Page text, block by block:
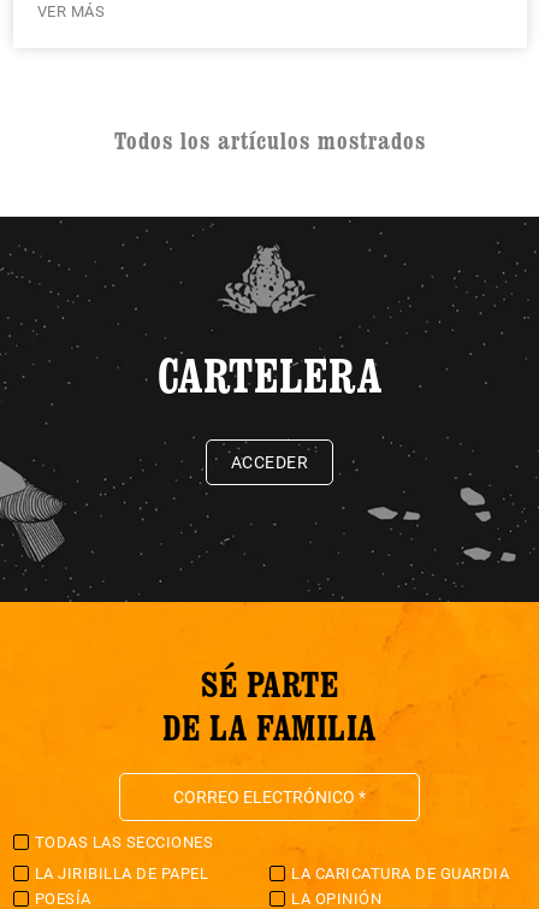
VER MÁS
Todos los artículos mostrados
CARTELERA
ACCEDER
SÉ PARTE
DE LA FAMILIA
TODAS LAS SECCIONES
LA JIRIBILLA DE PAPEL
LA CARICATURA DE GUARDIA
POESÍA
LA OPINIÓN